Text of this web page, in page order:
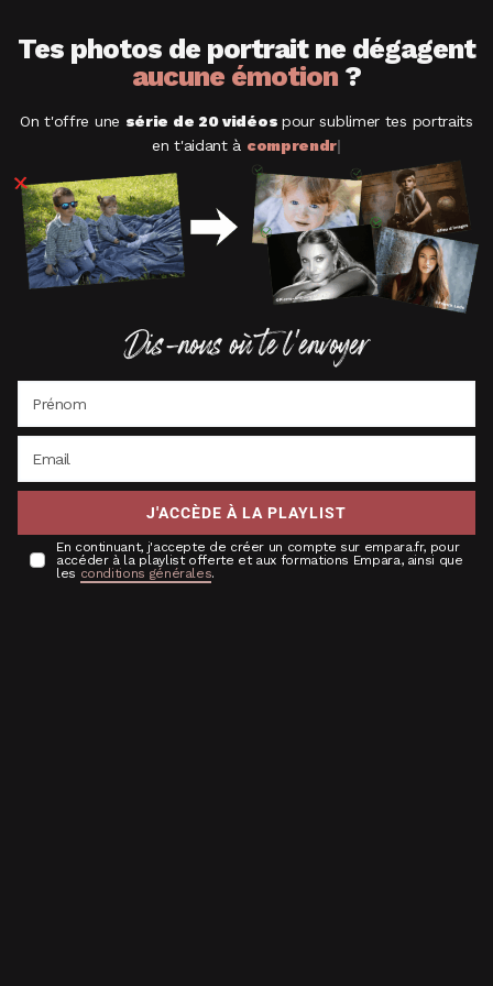
Tes photos de portrait ne dégagent
aucune émotion ?
On t'offre une série de 20 vidéos pour sublimer tes portraits
en t'aidant à comprendre
Dis-nous où te l'envoyer
J'ACCÈDE À LA PLAYLIST
En continuant, j'accepte de créer un compte sur empara.fr, pour
accéder à la playlist offerte et aux formations Empara, ainsi que
les conditions générales.